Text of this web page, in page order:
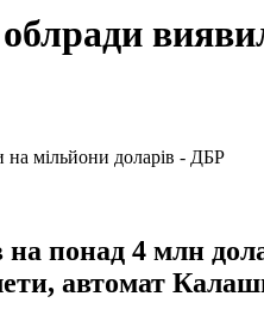
облради
понад 4 млн
автомат